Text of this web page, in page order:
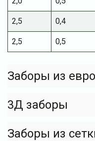
2,5 0,4
2,5 0,5
Заборы из
3Д заборы
Заборы из